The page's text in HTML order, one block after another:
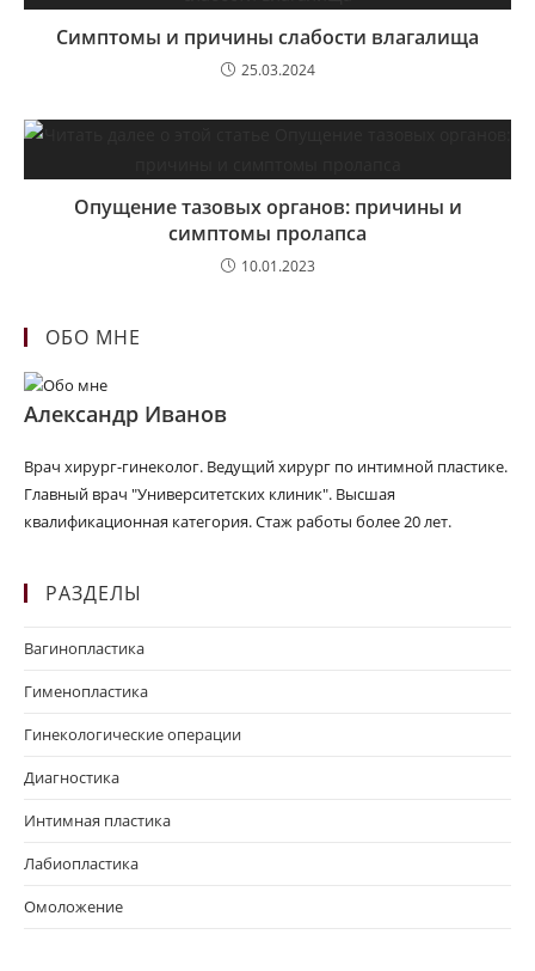
Симптомы и причины слабости влагалища
25.03.2024
Опущение тазовых органов: причины и
симптомы пролапса
10.01.2023
ОБО МНЕ
Александр Иванов
Врач хирург-гинеколог. Ведущий хирург по интимной пластике.
Главный врач "Университетских клиник". Высшая
квалификационная категория. Стаж работы более 20 лет.
РАЗДЕЛЫ
Вагинопластика
Гименопластика
Гинекологические операции
Диагностика
Интимная пластика
Лабиопластика
Омоложение